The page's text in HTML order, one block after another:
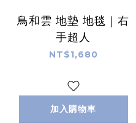
鳥和雲 地墊 地毯｜右
手超人
NT$1,680
加入購物車